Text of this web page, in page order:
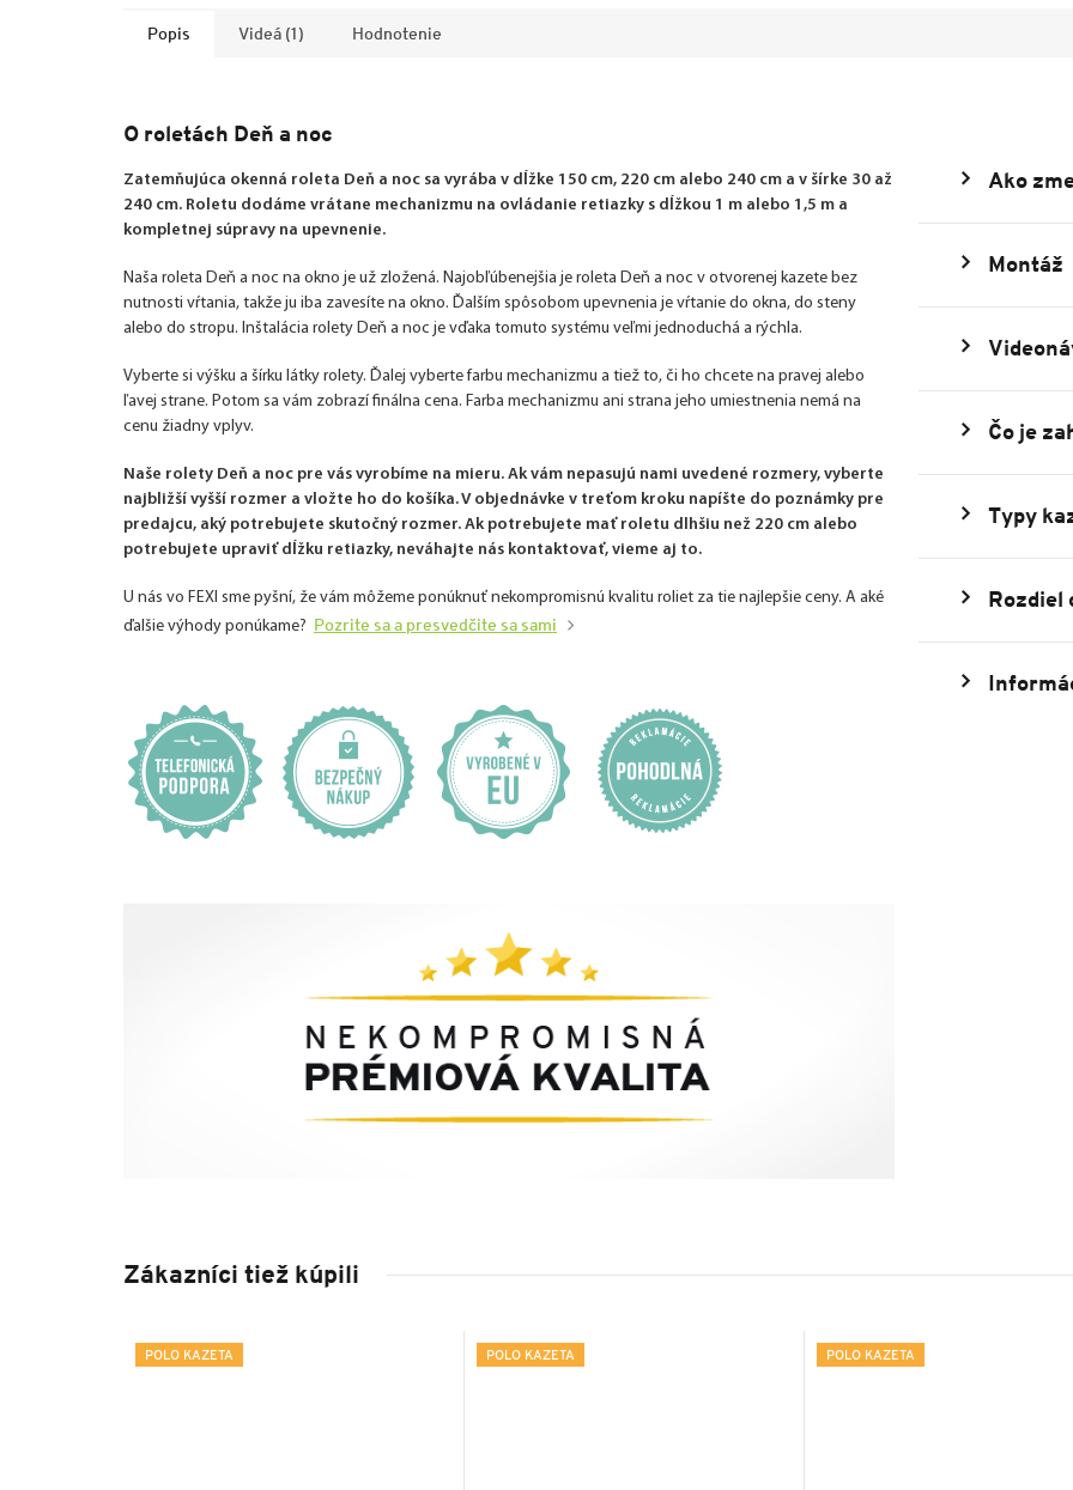
Popis Videá (1) Hodnotenie
O roletách Deň a noc
Zatemňujúca okenná roleta Deň a noc sa vyrába v dĺžke 150 cm, 220 cm alebo 240 cm a v šírke 30 až
240 cm. Roletu dodáme vrátane mechanizmu na ovládanie retiazky s dĺžkou 1 m alebo 1,5 m a
kompletnej súpravy na upevnenie.
Naša roleta Deň a noc na okno je už zložená. Najobľúbenejšia je roleta Deň a noc v otvorenej kazete bez
nutnosti vŕtania, takže ju iba zavesíte na okno. Ďalším spôsobom upevnenia je vŕtanie do okna, do steny
alebo do stropu. Inštalácia rolety Deň a noc je vďaka tomuto systému veľmi jednoduchá a rýchla.
Vyberte si výšku a šírku látky rolety. Ďalej vyberte farbu mechanizmu a tiež to, či ho chcete na pravej alebo
ľavej strane. Potom sa vám zobrazí finálna cena. Farba mechanizmu ani strana jeho umiestnenia nemá na
cenu žiadny vplyv.
Naše rolety Deň a noc pre vás vyrobíme na mieru. Ak vám nepasujú nami uvedené rozmery, vyberte
najbližší vyšší rozmer a vložte ho do košíka. V objednávke v treťom kroku napíšte do poznámky pre
predajcu, aký potrebujete skutočný rozmer. Ak potrebujete mať roletu dlhšiu než 220 cm alebo
potrebujete upraviť dĺžku retiazky, neváhajte nás kontaktovať, vieme aj to.
U nás vo FEXI sme pyšní, že vám môžeme ponúknuť nekompromisnú kvalitu roliet za tie najlepšie ceny. A aké
ďalšie výhody ponúkame? Pozrite sa a presvedčite sa sami
Ako
Montáž
Čo je
Typy
Rozdiel
Zákazníci tiež kúpili
POLO KAZETA POLO KAZETA POLO KAZETA